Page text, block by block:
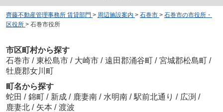
齊藤不動産管理事務所 賃貸部門 > 周辺施設案内 > 石巻市 > 石巻市の市役所・
区役所 > 石巻市役所
市区町村から探す
石巻市 / 東松島市 / 大崎市 / 遠田郡涌谷町 / 宮城郡松島町 /
牡鹿郡女川町
町名から探す
蛇田 / 錦町 / 新成 / 鹿妻南 / 水明南 / 駅前北通り / 広渕 /
鹿妻北 / 矢本 / 渡波